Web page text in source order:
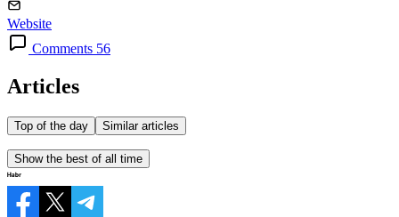
Website
Comments 56
Articles
Top of the day Similar articles
Show the best of all time